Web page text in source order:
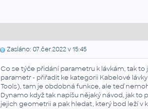
Zasláno: 07.čer.2022 v 15:45
Co se týče přidání parametru k lávkám, tak
parametr - přiřadit ke kategorii Kabelové
Tools), tam je obdobná funkce, ale teď
Dynamo když tak napíšu nějaký návod, jak
jejich geometrii a pak hledat, který bod leží v